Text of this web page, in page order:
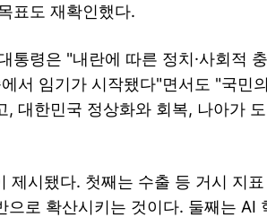
표도 재확인했다.
통령은 "내란에 따른 정치·사회적
서 임기가 시작됐다"면서도 "국민
대한민국 정상화와 회복, 나아가
제시됐다. 첫째는 수출 등 거시 지
으로 확산시키는 것이다. 둘째는 AI